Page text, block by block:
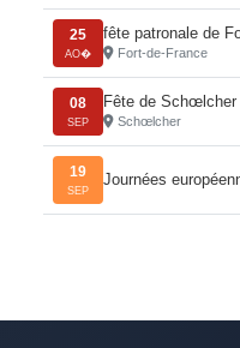
25
AO�
fête patronale de
Fort-de-France
08
SEP
Fête de Schœlcher
Schœlcher
19
SEP
Journées